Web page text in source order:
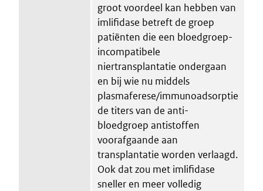
groot voordeel kan hebben van
imlifidase betreft de groep
patiënten die een bloedgroep-
incompatibele
niertransplantatie ondergaan
en bij wie nu middels
plasmaferese/immunoadsorptie
de titers van de anti-
bloedgroep antistoffen
voorafgaande aan
transplantatie worden verlaagd.
Ook dat zou met imlifidase
sneller en meer volledig